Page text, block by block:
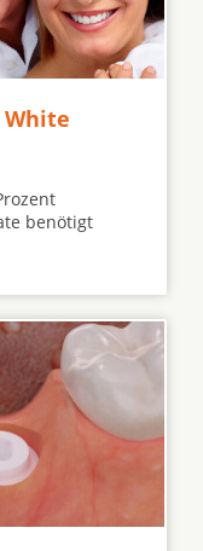
benötigt